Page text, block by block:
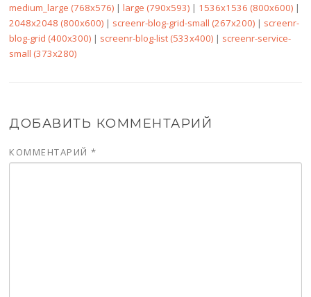
medium_large (768x576) |large (790x593) | 1536x1536 (800x600) |
2048x2048 (800x600) | screenr-blog-grid-small (267x200) | screenr-
blog-grid (400x300) | screenr-blog-list (533x400) | screenr-service-
small (373x280)
ДОБАВИТЬ КОММЕНТАРИЙ
КОММЕНТАРИЙ*